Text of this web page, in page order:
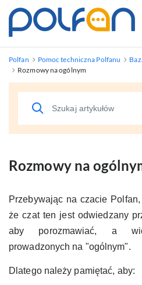
Polfan Pomoc techniczna Polfanu
Rozmowy na ogólnym
Rozmowy na
Przebywając na czacie
że czat ten jest odwiedzany
aby porozmawiać, a
prowadzonych na "ogólnym".
Dlatego należy pamiętać, aby: